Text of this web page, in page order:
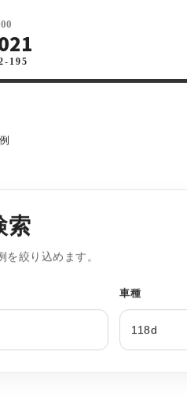
195
索
絞り込めます。
車種